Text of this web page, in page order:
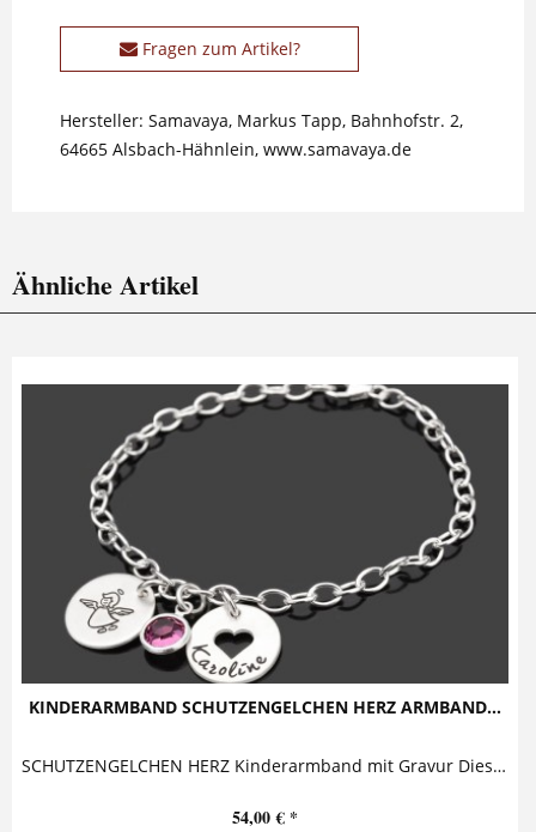
Fragen zum Artikel?
Hersteller: Samavaya, Markus Tapp, Bahnhofstr. 2,
64665 Alsbach-Hähnlein, www.samavaya.de
Ähnliche Artikel
KINDERARMBAND SCHUTZENGELCHEN HERZ ARMBAND...
SCHUTZENGELCHEN HERZ Kinderarmband mit Gravur Dieses süße Kinderarmband besteht aus zwei Anhängern, auf die ein Name und ein Schutzengelchen geprägt...
54,00 € *